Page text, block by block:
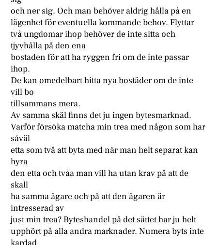
och ner sig. Och man behöver aldrig hålla på en
lägenhet för eventuella kommande behov. Flyttar
två ungdomar ihop behöver de inte sitta och
tjyvhålla på den ena
bostaden för att ha ryggen fri om de inte passar
ihop.
De kan omedelbart hitta nya bostäder om de inte
vill bo
tillsammans mera.
Av samma skäl finns det ju ingen bytesmarknad.
Varför försöka matcha min trea med någon som har
såväl
etta som två att byta med när man helt separat kan
hyra
den etta och tvåa man vill ha utan krav på att de
skall
ha samma ägare och på att den ägaren är
intresserad av
just min trea? Byteshandel på det sättet har ju helt
upphört på alla andra marknader. Numera byts inte